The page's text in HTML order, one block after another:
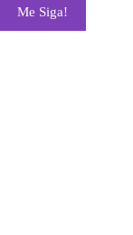
Me Siga!